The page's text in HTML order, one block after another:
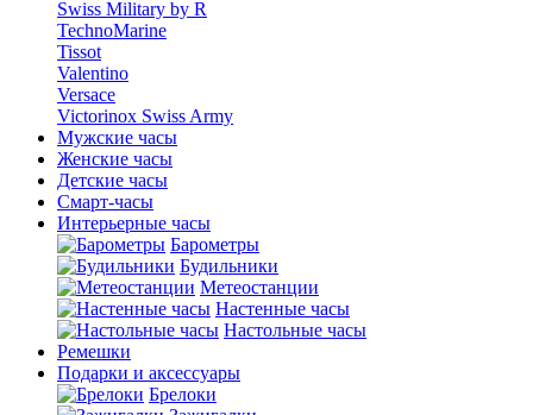
Swiss Military by R
TechnoMarine
Tissot
Valentino
Versace
Victorinox Swiss Army
Мужские часы
Женские часы
Детские часы
Смарт-часы
Интерьерные часы
Барометры
Будильники
Метеостанции
Настенные часы
Настольные часы
Ремешки
Подарки и аксессуары
Брелоки